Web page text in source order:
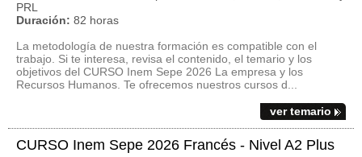
PRL
Duración: 82 horas
La metodología de nuestra formación es compatible con el
trabajo. Si te interesa, revisa el contenido, el temario y los
objetivos del CURSO Inem Sepe 2026 La empresa y los
Recursos Humanos. Te ofrecemos nuestros cursos d...
ver temario
CURSO Inem Sepe 2026 Francés - Nivel A2 Plus